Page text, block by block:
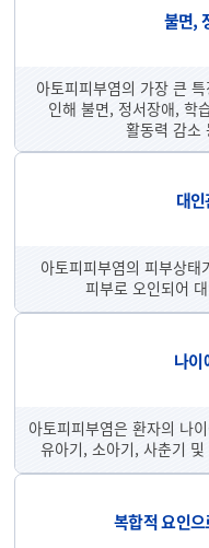
불면,
아토피피부염의 가장 큰
인해 불면, 정서장애, 학
활동력 감소
대
아토피피부염의 피부상
피부로 오인되어
나이
아토피피부염은 환자의 나
유아기, 소아기, 사춘기
복합적 요인